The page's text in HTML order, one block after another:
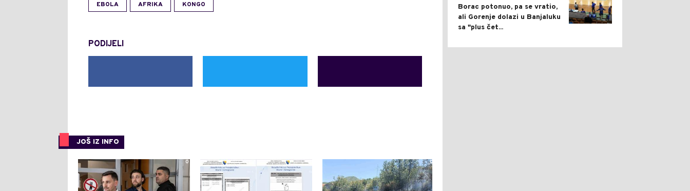
EBOLA AFRIKA KONGO
PODIJELI
JOŠ IZ INFO
0 0 0
Borac potonuo, pa se vratio,
ali Gorenje dolazi u Banjaluku
sa "plus čet...